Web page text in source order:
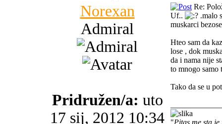
Norexan
Admiral
Pridružen/a: uto
17 sij, 2012 10:34
Re:
Uf..
.malo
muskarci
Hteo sam da
lose , dok
da i nama nije
to mnogo samo
Tako da se u
"Pitas me sta